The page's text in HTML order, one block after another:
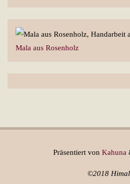
Mala aus Rosenholz
Präsentiert von Kahuna
©2018